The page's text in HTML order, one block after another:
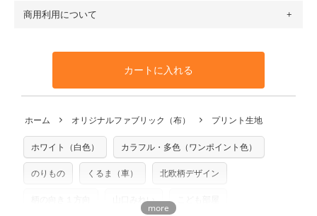
※カットを希望の方は備考欄に「50cmずつカット希望」など
ご記載ください（50cm単位でのカットのみ）
プリント布の仕様についてもっと詳しく見る
トンリネン（ビエラ織）・100％コットン（ツイル）・
100％コットン（キャンバス・11号帆布）です。
生地見本サンプル（無料）を購入する
も送料の表示が600円となり宅急便での配送となります。
となります。
※万が一、検品時に不備が見つかった場合は、4～5営業日後
※土日祝は営業日に含まれません。
※配送日のご指定は承れません。出来上がり次第、順次発送
・布はご注文後に注文数量のみをプリントするため、
購入後
や用尺をお間違えのないようお願いします。思っていた色味
と違う、などの理由での返品は承れません。予めご了承くだ
商用利用について
利用いただけます。「nunocoto fabric使用」といった記載
も不要です。（製品化した際に起こる全ての問題、クレーム
いませんのでご了承ください）
※有料型紙（ホームソーイング型紙シリーズ）および柄がえ
らべるキットに付属された型紙は商用利用できませんのでご
注意ください。型紙自体の転用・販売および型紙を使用して
商用利用についての詳細はこちら
カートに入れる
ホーム オリジナルファブリック（布） プリント生地
ホワイト（白色） カラフル・多色（ワンポイント色）
のりもの くるま（車） 北欧柄デザイン
山口みれい